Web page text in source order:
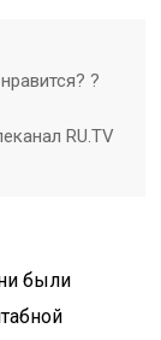
?
RU.TV
были